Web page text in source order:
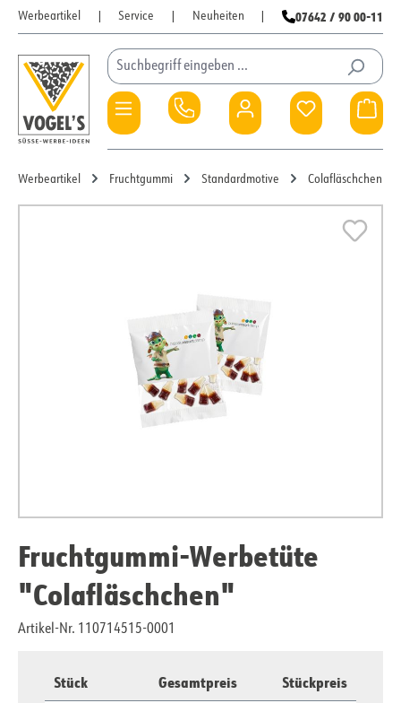
Zum Hauptinhalt springen
Werbeartikel Service Neuheiten 07642 / 90 00-11
Du hast 0
Werbeartikel Fruchtgummi Standardmotive Colafläschchen
Fruchtgummi-Werbetüte
"Colafläschchen"
Artikel-Nr. 110714515-0001
Stück Gesamtpreis Stückpreis